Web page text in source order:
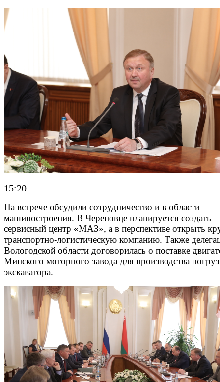
15:20
На встрече обсудили сотрудничество и в области
машиностроения. В Череповце планируется создать
сервисный центр «МАЗ», а в перспективе открыть
транспортно-логистическую компанию. Также
Вологодской области договорилась о поставке
Минского моторного завода для производства
экскаватора.